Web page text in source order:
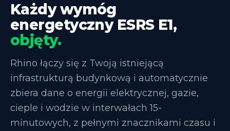
Każdy wymóg
energetyczny ESRS E1,
objęty.
Rhino łączy się z Twoją istniejącą
infrastrukturą budynkową i automatycznie
zbiera dane o energii elektrycznej, gazie,
cieple i wodzie w interwałach 15-
minutowych, z pełnymi znacznikami czasu i